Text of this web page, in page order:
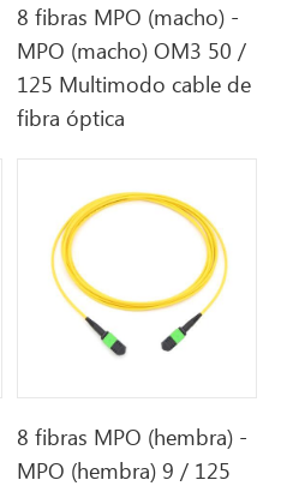
8 fibras MPO (macho) -
MPO (macho) OM3 50 /
125 Multimodo cable de
fibra óptica
8 fibras MPO (hembra) -
MPO (hembra) 9 / 125